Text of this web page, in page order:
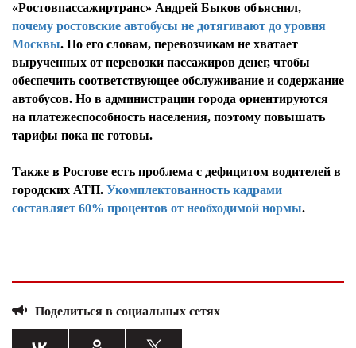
«Ростовпассажиртранс» Андрей Быков объяснил,
почему ростовские автобусы не дотягивают до уровня
Москвы. По его словам, перевозчикам не хватает
вырученных от перевозки пассажиров денег, чтобы
обеспечить соответствующее обслуживание и содержание
автобусов. Но в администрации города ориентируются
на платежеспособность населения, поэтому повышать
тарифы пока не готовы.
Также в Ростове есть проблема с дефицитом водителей в
городских АТП. Укомплектованность кадрами
составляет 60% процентов от необходимой нормы.
Поделиться в социальных сетях